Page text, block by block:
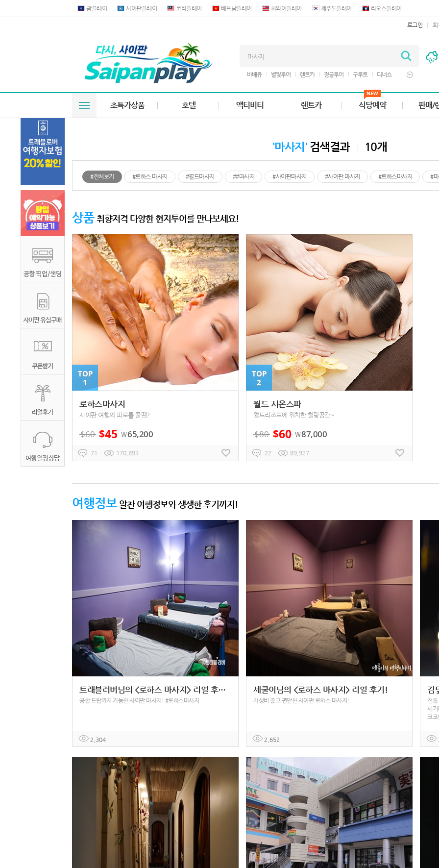
괌플레이 사이판플레이 코타플레이 베트남플레이 하와이플레이 제주도플레이 라오스플레이
로그인 회
바베큐 별빛투어 렌트카 정글투어 구루토
디너쇼
초특가상품 호텔 액티비티 렌트카 식당예약 판매/
'마사지' 검색결과 10개
#전체보기 #로하스 마사지 #월드마사지 ##마사지 #사이판마사지 #사이판 마사지 #로하스마사지 #
상품취향저격 다양한 현지투어를 만나보세요!
TOP
1
로하스마사지
사이판 여행의 피로를 풀땐?
$60 $45 ￦65,200
71 170,893
TOP
2
월드 시온스파
월드리조트에 위치한 힐링공간~
$80 $60 ￦87,000
22 89,927
여행정보 알찬 여행정보와 생생한 후기까지!
트래블러버님의 <로하스 마사지> 리얼 후기!
공항 드랍까지 가능한 사이판 마사지! #로하스마사지
2,304
세쿨이님의 <로하스 마사지> 리얼 후기!
가성비 좋고 편안한 사이판 로하스 마사지!
2,652
김
전
세기
코코